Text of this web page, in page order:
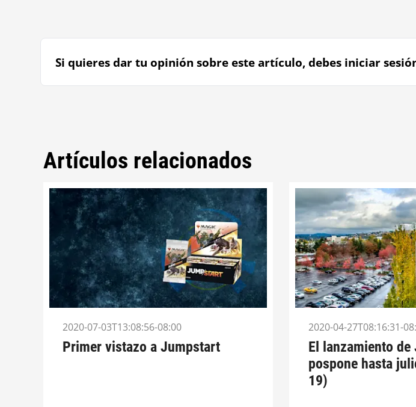
Si quieres dar tu opinión sobre este artículo, debes iniciar
Artículos relacionados
2020-07-03T13:08:56-08:00
Primer vistazo a Jumpstart
2020-04-27T08:16:31-
El lanzamiento
pospone hasta
19)